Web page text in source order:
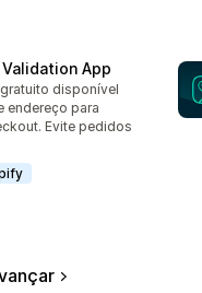
App
todo
disponível
endereço para
Evite pedidos